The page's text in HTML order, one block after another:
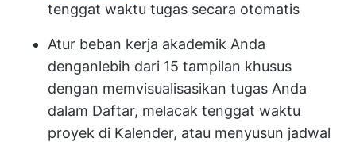
tenggat waktu tugas secara otomatis
Atur beban kerja akademik Anda
denganlebih dari 15 tampilan khusus
dengan memvisualisasikan tugas Anda
dalam Daftar, melacak tenggat waktu
proyek di Kalender, atau menyusun jadwal